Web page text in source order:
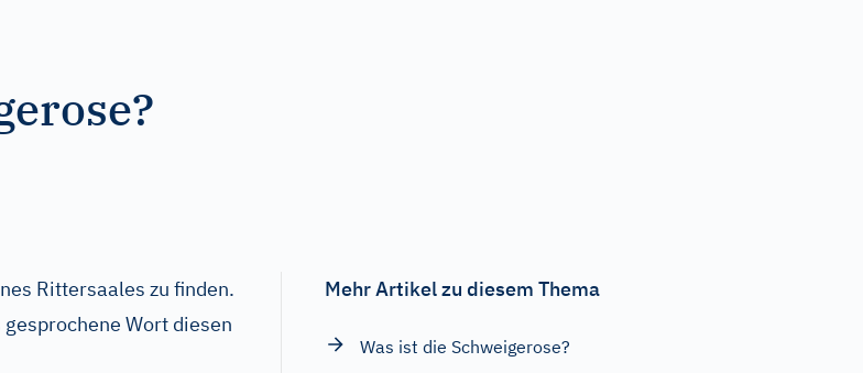
Rittersaales zu finden.
Wort diesen
Mehr Artikel zu diesem Thema
Was ist die Schweigerose?